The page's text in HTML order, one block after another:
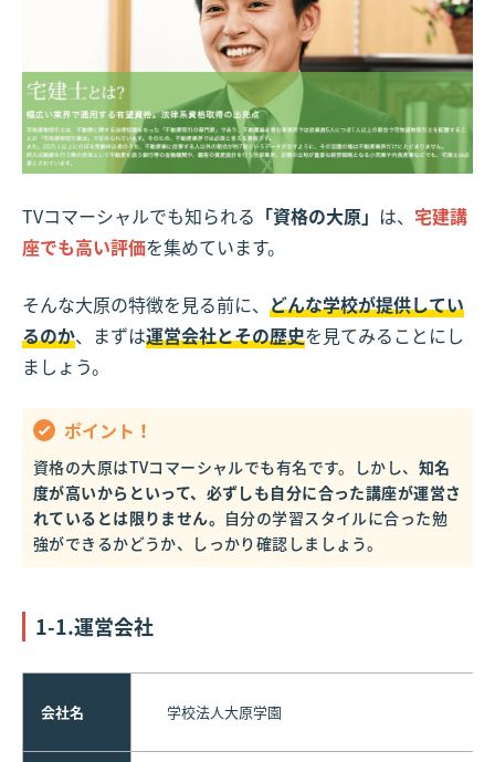
TVコマーシャルでも知られる 「資格の大原」 は、 宅建講
座でも高い評価を集めています。
そんな大原の特徴を見る前に、 どんな学校が提供してい
るのか、まずは運営会社とその歴史を見てみることにし
ましょう。
ポイント！
資格の大原はTVコマーシャルでも有名です。しかし、 知名
度が高いからといって、必ずしも自分に合った講座が運営さ
れているとは限りません。 自分の学習スタイルに合った勉
強ができるかどうか、しっかり確認しましょう。
1-1.運営会社
会社名 学校法人大原学園